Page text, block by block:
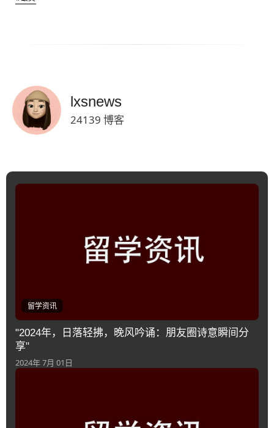
lxsnews
24139 博客
留学资讯
"2024年，日落轻拂，晚风吟诵：朋友圈诗意瞬间分
享"
2024年 7月 01日